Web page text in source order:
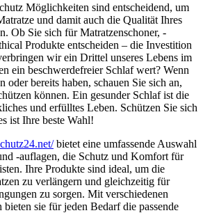
Möglichkeiten sind entscheidend, um
und damit auch die Qualität Ihres
Ob Sie sich für Matratzenschoner, -
Produkte entscheiden – die Investition
wir ein Drittel unseres Lebens im
ein beschwerdefreier Schlaf wert? Wenn
oder bereits haben, schauen Sie sich an,
können. Ein gesunder Schlaf ist die
und erfülltes Leben. Schützen Sie sich
ist Ihre beste Wahl!
bietet eine umfassende Auswahl
-auflagen, die Schutz und Komfort für
Ihre Produkte sind ideal, um die
zu verlängern und gleichzeitig für
zu sorgen. Mit verschiedenen
sie für jeden Bedarf die passende